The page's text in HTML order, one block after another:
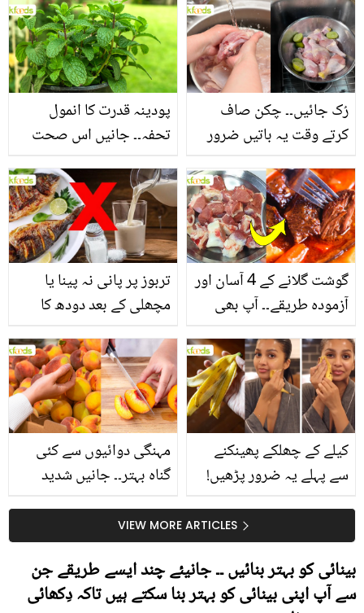
منرلز اور اینٹی آکسیڈنٹس
سے بھرپور اس سبزی کے
فائدے
بنانے کے چند قدرتی طریقے
پودینہ قدرت کا انمول
تحفہ۔۔ جانیں اس صحت
انگیز طبی فوائد
رُک جائیں۔۔ چکن صاف
کرتے وقت یہ باتیں ضرور
تربوز پر پانی نہ پینا یا
مچھلی کے بعد دودھ کا
سے متعلق غلط فہمیوں کی
حقیقت کیا ہے اور افواہ
کیا؟
گوشت گلانے کے 4 آسان اور
آزمودہ طریقے۔۔ آپ بھی
بتائے راز
مہنگی دوائیوں سے کئی
گناہ بہتر۔۔ جانیں شدید
کیوں کھانا چاہیے؟
کیلے کے چھلکے پھینکنے
سے پہلے یہ ضرور پڑھیں!
سستا اور قدرتی حلVIEW MORE ARTICLES
بینائی کو بہتر بنائیں ۔۔ جانیئے چند ایسے طریقے جن
سے آپ اپنی بینائی کو بہتر بنا سکتے ہیں تاکہ دِکھائی